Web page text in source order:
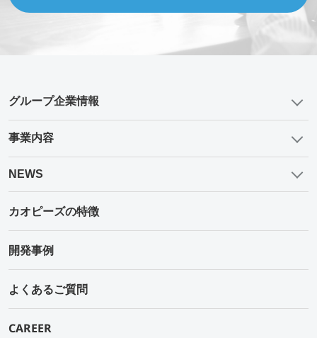
グループ企業情報
事業内容
NEWS
カオピーズの特徴
開発事例
よくあるご質問
CAREER